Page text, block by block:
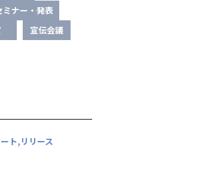
ミナー・発表
宣伝会議
ト リリース